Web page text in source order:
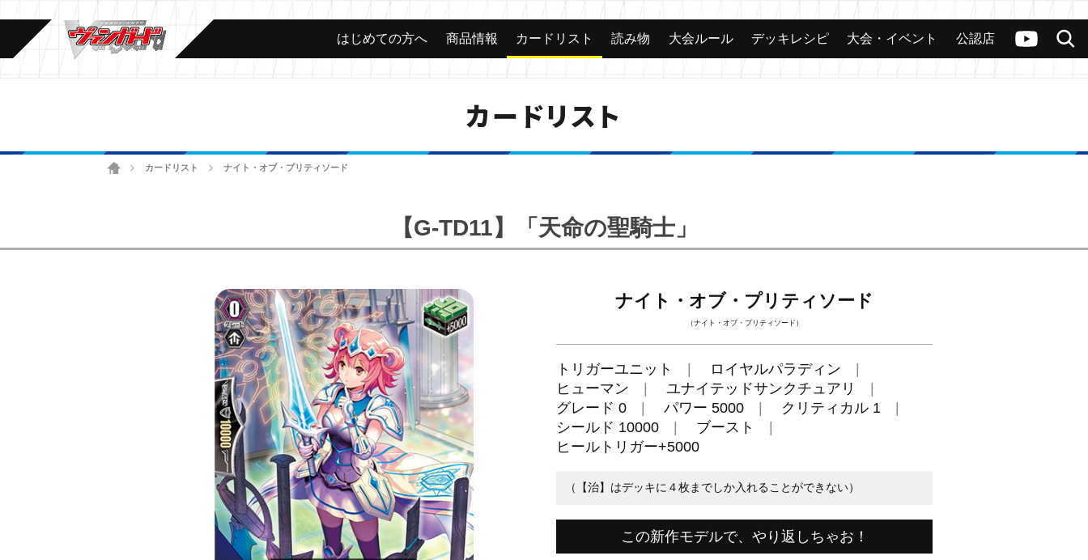
ヴァンガードch
検索
カード 大会 公認店舗 その他
はじめての方へ 商品情報 カードリスト 読み物 大会ルール デッキレシピ 大会・イベント 公認店
カードリスト
ホームカードリスト ナイト・オブ・プリティソード
【G-TD11】「天命の聖騎士」
ナイト・オブ・プリティソード
（ナイト・オブ・プリティソード）
トリガーユニット
ロイヤルパラディン
ヒューマン
ユナイテッドサンクチュアリ
グレード 0
パワー 5000
クリティカル 1
シールド 10000
ブースト
ヒールトリガー+5000
（【治】はデッキに４枚までしか入れることができない）
この新作モデルで、やり返しちゃお！